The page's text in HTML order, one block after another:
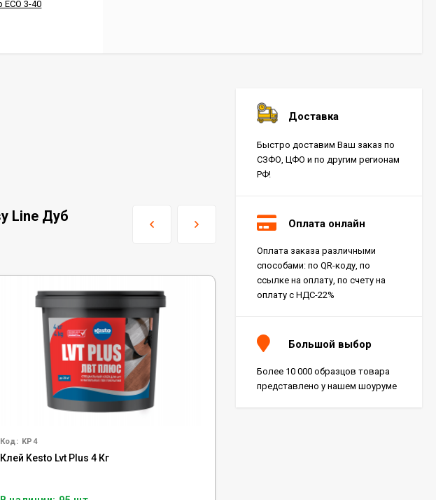
ЕСО 3-40
Line Дуб
Код: KP4
Клей Kesto Lvt Plus 4 Кг
Доставка
Быстро доставим Ваш заказ по
СЗФО, ЦФО и по другим регионам
РФ!
Оплата онлайн
Оплата заказа различными
способами: по QR-коду, по
ссылке на оплату, по счету на
оплату с НДС-22%
Большой выбор
Более 10 000 образцов товара
представлено у нашем шоуруме